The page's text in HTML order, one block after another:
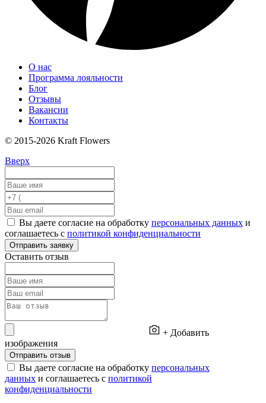
О нас
Программа лояльности
Блог
Отзывы
Вакансии
Контакты
© 2015-2026 Kraft Flowers
Вверх
Вы даете согласие на обработку персональных данных и
соглашаетесь с политикой конфиденциальности
Отправить заявку
Оставить отзыв
+ Добавить
изображения
Отправить отзыв
Вы даете согласие на обработку персональных
данных и соглашаетесь с политикой
конфиденциальности